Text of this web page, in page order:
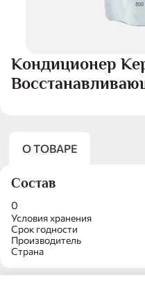
Кондиционер
О ТОВАРЕ
Условия хранения
Срок годности
Производитель
Страна
Состав
0